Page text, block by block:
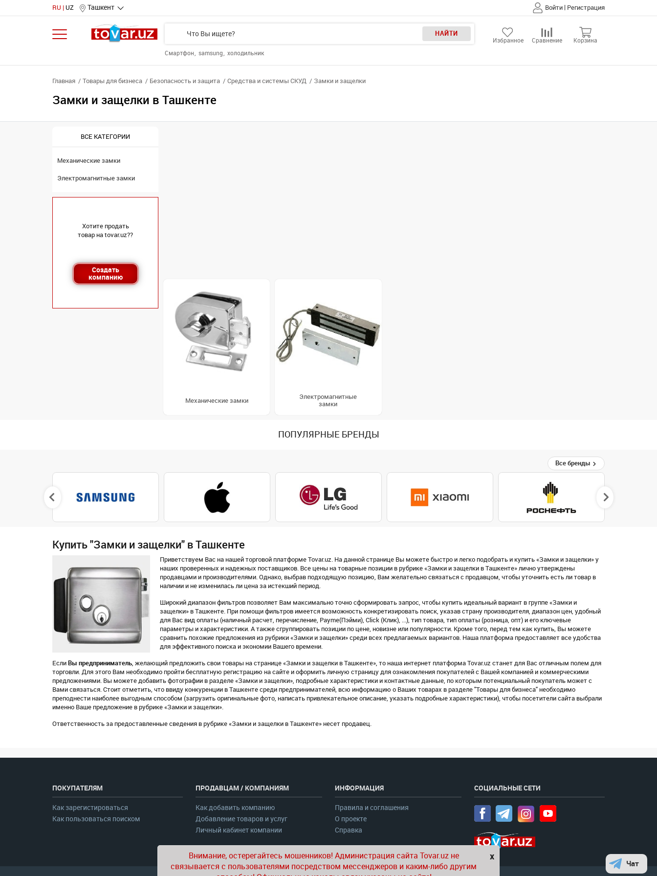
RU UZ Ташкент Войти | Регистрация
НАЙТИ
Смартфон samsung холодильник
Избранное Сравнение Корзина
Главная Товары для бизнеса Безопасность и защита Средства и системы СКУД Замки и защелки
Замки и защелки в Ташкенте
ВСЕ КАТЕГОРИИ
Механические замки
Электромагнитные замки
Хотите продать
товар на tovar.uz??
Создать
компанию
Механические замки
Электромагнитные
замки
ПОПУЛЯРНЫЕ БРЕНДЫ
Все бренды
Купить "Замки и защелки" в Ташкенте
Приветствуем Вас на нашей торговой платформе Tovar.uz. На данной странице Вы можете быстро и легко подобрать и купить «Замки и защелки» у
наших проверенных и надежных поставщиков. Все цены на товарные позиции в рубрике «Замки и защелки в Ташкенте» лично утверждены
продавцами и производителями. Однако, выбрав подходящую позицию, Вам желательно связаться с продавцом, чтобы уточнить есть ли товар в
наличии и не изменилась ли цена за истекший период.
Широкий диапазон фильтров позволяет Вам максимально точно сформировать запрос, чтобы купить идеальный вариант в группе «Замки и
защелки» в Ташкенте. При помощи фильтров имеется возможность конкретизировать поиск, указав страну производителя, диапазон цен, удобный
для Вас вид оплаты (наличный расчет, перечисление, Payme(Пэйми), Click (Клик), ...), тип товара, тип оплаты (розница, опт) и его ключевые
параметры и характеристики. А также сгруппировать позиции по цене, новизне или популярности. Кроме того, перед тем как купить, Вы можете
сравнить похожие предложения из рубрики «Замки и защелки» среди всех предлагаемых вариантов. Наша платформа предоставляет все удобства
для эффективного поиска и экономии Вашего времени.
Если Вы предприниматель, желающий предложить свои товары на странице «Замки и защелки в Ташкенте», то наша интернет платформа Tovar.uz станет для Вас отличным полем для
торговли. Для этого Вам необходимо пройти бесплатную регистрацию на сайте и оформить личную страницу для ознакомления покупателей с Вашей компанией и коммерческими
предложениями. Вы можете добавить фотографии в разделе «Замки и защелки», подробные характеристики и контактные данные, по которым потенциальный покупатель может с
Вами связаться. Стоит отметить, что ввиду конкуренции в Ташкенте среди предпринимателей, всю информацию о Ваших товарах в разделе "Товары для бизнеса" необходимо
преподнести наиболее выгодным способом (загрузить оригинальные фото, написать привлекательное описание, указать подробные характеристики), чтобы посетители сайта выбрали
именно Ваше предложение в рубрике «Замки и защелки».
Ответственность за предоставленные сведения в рубрике «Замки и защелки в Ташкенте» несет продавец.
ПОКУПАТЕЛЯМ
Как зарегистироваться
Как пользоваться поиском
ПРОДАВЦАМ / КОМПАНИЯМ
Как добавить компанию
Добавление товаров и услуг
Личный кабинет компании
ИНФОРМАЦИЯ
Правила и соглашения
О проекте
Справка
СОЦИАЛЬНЫЕ СЕТИ
Чат
x
Внимание, остерегайтесь мошенников! Администрация сайта Tovar.uz не
связывается с пользователями посредством мессенджеров и каким-либо другим